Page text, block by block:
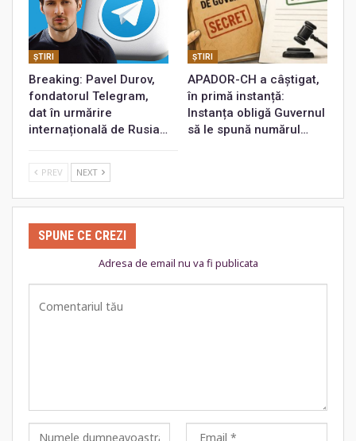
ŞTIRI
Breaking: Pavel Durov,
fondatorul Telegram,
dat în urmărire
internațională de Rusia…
ŞTIRI
APADOR-CH a câștigat,
în primă instanță:
Instanța obligă Guvernul
să le spună numărul…
PREV NEXT
SPUNE CE CREZI
Adresa de email nu va fi publicata